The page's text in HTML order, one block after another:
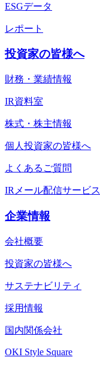
ESGデータ
レポート
投資家の皆様へ
財務・業績情報
IR資料室
株式・株主情報
個人投資家の皆様へ
よくあるご質問
IRメール配信サービス
企業情報
会社概要
投資家の皆様へ
サステナビリティ
採用情報
国内関係会社
OKI Style Square